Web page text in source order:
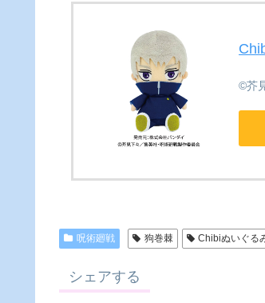
©芥
呪術廻戦 狗巻棘 Chibiぬいぐる
シェアする